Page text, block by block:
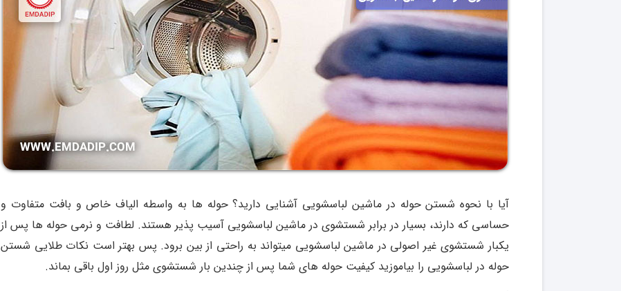
آیا با نحوه شستن حوله در ماشین لباسشویی آشنایی دارید؟ حوله ها به واسطه الیاف خاص و بافت متفاوت و
حساسی که دارند، بسیار در برابر شستشوی در ماشین لباسشویی آسیب پذیر هستند. لطافت و نرمی حوله ها پس از
یکبار شستشوی غیر اصولی در ماشین لباسشویی میتواند به راحتی از بین برود. پس بهتر است نکات طلایی شستن
حوله در لباسشویی را بیاموزید کیفیت حوله های شما پس از چندین بار شستشوی مثل روز اول باقی بماند.